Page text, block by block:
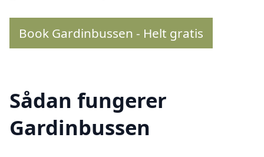
Book Gardinbussen - Helt gratis
Sådan fungerer
Gardinbussen